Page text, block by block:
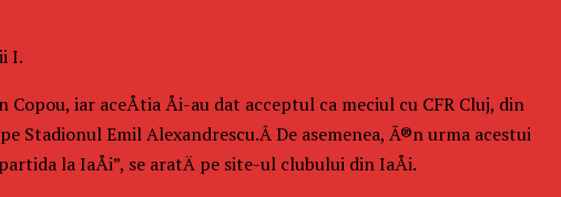
I.
iar aceÅtia Åi-au dat acceptul ca meciul cu CFR Cluj, din
Stadionul Emil Alexandrescu.Â De asemenea, Ã®n urma acestui
la IaÅi”, se aratÄ pe site-ul clubului din IaÅi.